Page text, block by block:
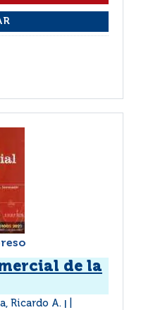
de la
Ricardo A.